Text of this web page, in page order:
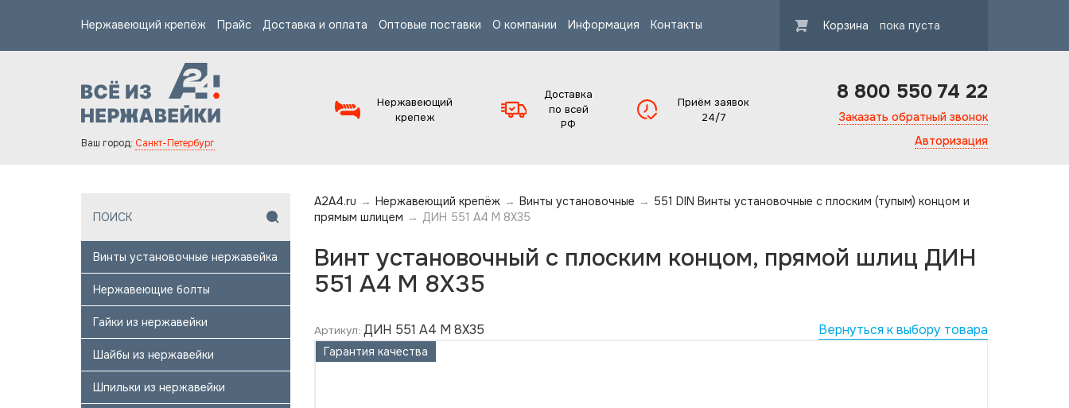
Нержавеющий крепёж Прайс Доставка и оплата Оптовые поставки О компании Информация Контакты Корзина пока пуста
Ваш город: Санкт-Петербург
Нержавеющий
крепеж
Доставка
по всей
РФ
Приём заявок
24/7
8 800 550 74 22
Заказать обратный звонок
Авторизация
Винты установочные нержавейка
Нержавеющие болты
Гайки из нержавейки
Шайбы из нержавейки
Шпильки из нержавейки
A2A4.ru → Нержавеющий крепёж → Винты установочные → 551 DIN Винты установочные с плоским (тупым) концом и
прямым шлицем → ДИН 551 А4 M 8X35
Винт установочный с плоским концом, прямой шлиц ДИН
551 А4 M 8X35
Артикул:ДИН 551 А4 M 8X35 Вернуться к выбору товара
Гарантия качества